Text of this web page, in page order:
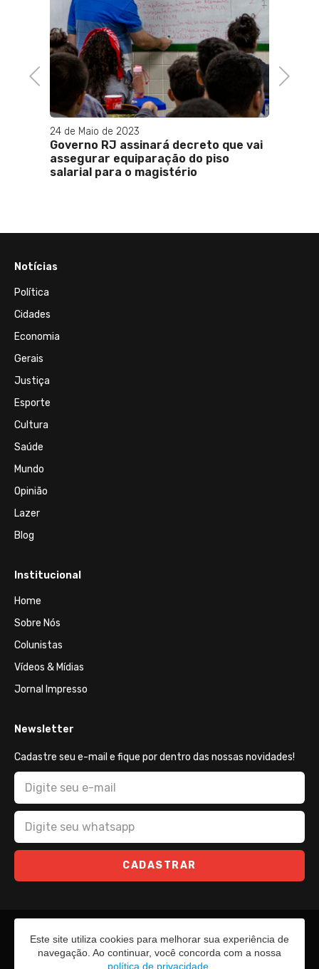
Previous
24 de Maio de 2023
Governo RJ assinará decreto que vai
assegurar equiparação do piso
salarial para o magistério
Next
Notícias
Política
Cidades
Economia
Gerais
Justiça
Esporte
Cultura
Saúde
Mundo
Opinião
Lazer
Blog
Institucional
Home
Sobre Nós
Colunistas
Vídeos & Mídias
Jornal Impresso
Newsletter
Cadastre seu e-mail e fique por dentro das nossas novidades!
CADASTRAR
Este site utiliza cookies para melhorar sua experiência de
navegação. Ao continuar, você concorda com a nossa
política de privacidade